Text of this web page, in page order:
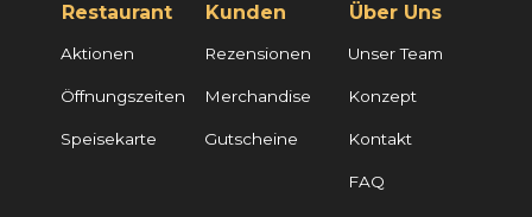
Restaurant
Aktionen
Öffnungszeiten
Speisekarte
Kunden
Rezensionen
Merchandise
Gutscheine
Über Uns
Unser Team
Konzept
Kontakt
FAQ